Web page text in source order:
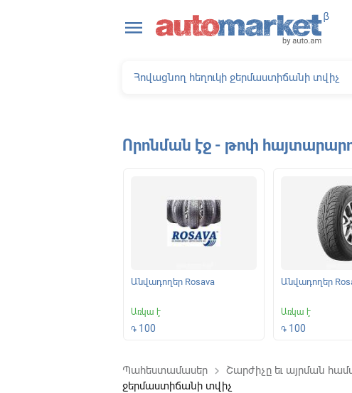
menu
Որոնման էջ - թոփ
Անվադողեր Rosava
Առկա է
֏ 100
Անվադողեր
Առկա է
֏ 100
Պահեստամասեր keyboard_arrow_right Շարժիչը եւ այրման
ջերմաստիճանի տվիչ